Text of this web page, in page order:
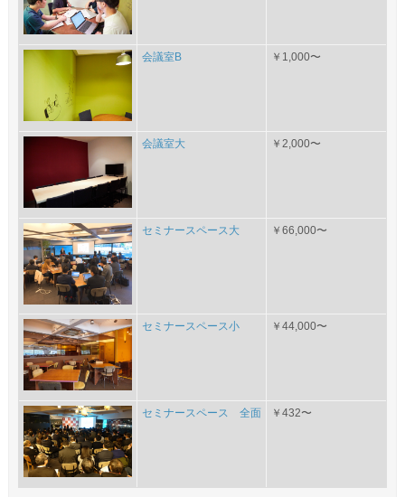
会議室B ￥1,000〜
会議室大 ￥2,000〜
セミナースペース大 ￥66,000〜
セミナースペース小 ￥44,000〜
セミナースペース 全面 ￥432〜